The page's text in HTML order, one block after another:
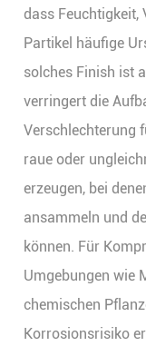
dass Feuchtigkeit,
Partikel häufige
solches Finish ist
verringert die
Verschlechterung
raue oder
erzeugen, bei
ansammeln und
können. Für
Umgebungen wie
chemischen
Korrosionsrisiko